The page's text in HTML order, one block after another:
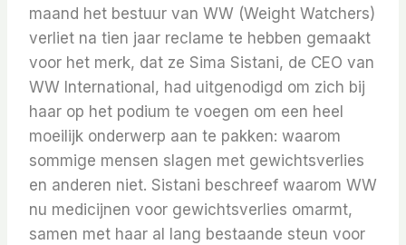
maand het bestuur van WW (Weight Watchers)
verliet na tien jaar reclame te hebben gemaakt
voor het merk, dat ze Sima Sistani, de CEO van
WW International, had uitgenodigd om zich bij
haar op het podium te voegen om een ​​heel
moeilijk onderwerp aan te pakken: waarom
sommige mensen slagen met gewichtsverlies
en anderen niet. Sistani beschreef waarom WW
nu medicijnen voor gewichtsverlies omarmt,
samen met haar al lang bestaande steun voor